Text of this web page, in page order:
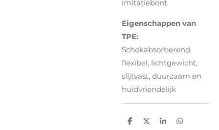
imitatiebont
Eigenschappen van
TPE:
Schokabsorberend,
flexibel, lichtgewicht,
slijtvast, duurzaam en
huidvriendelijk
D
D
S
D